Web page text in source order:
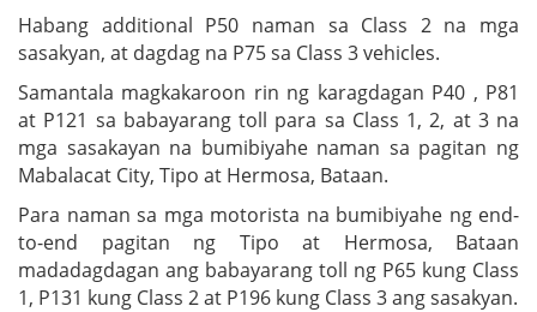
Habang additional P50 naman sa Class 2 na mga
sasakyan, at dagdag na P75 sa Class 3 vehicles.
Samantala magkakaroon rin ng karagdagan P40 , P81
at P121 sa babayarang toll para sa Class 1, 2, at 3 na
mga sasakayan na bumibiyahe naman sa pagitan ng
Mabalacat City, Tipo at Hermosa, Bataan.
Para naman sa mga motorista na bumibiyahe ng end-
to-end pagitan ng Tipo at Hermosa, Bataan
madadagdagan ang babayarang toll ng P65 kung Class
1, P131 kung Class 2 at P196 kung Class 3 ang sasakyan.